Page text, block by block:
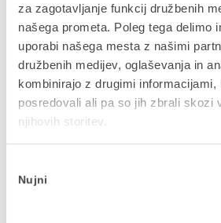
za zagotavljanje funkcij družbenih
našega prometa. Poleg tega delimo
uporabi našega mesta z našimi
družbenih medijev, oglaševanja in
kombinirajo z drugimi informacijami,
posredovali ali pa so jih zbrali skozi
njihovih storitev.
soglasja
Nujni
Pogoji udeležbe in
Pogoji prijave/odjave: Na
prijavite do zaključka zbiranja
pred pričetkom izobraževanja)
prostih mest. Po tem roku lahko
V kolikor se želite odjaviti vas